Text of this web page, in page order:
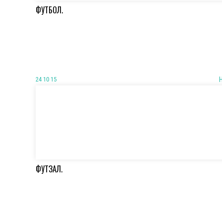
ФУТБОЛ.
24 10 15
ФУТЗАЛ.